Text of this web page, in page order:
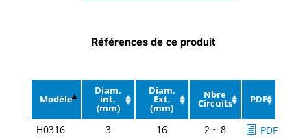
Références de ce produit
Modèle
Diam.
int.
(mm)
Diam.
Ext.
(mm)
Nbre
Circuits PDF
H0316 3 16 2 ~ 8
PDF